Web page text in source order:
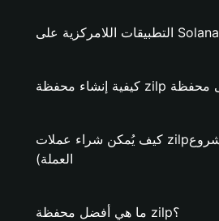
التطبيقات اللامركزية على Solana
كيف يُمكن شراء عملات zilp؟ (فقط لمشروع
العملة)
ما هي أفضل محفظة zilp؟